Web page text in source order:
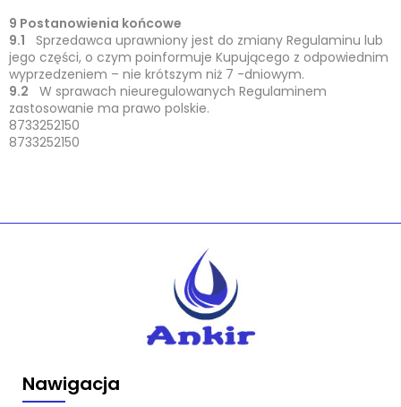
9 Postanowienia końcowe
9.1 Sprzedawca uprawniony jest do zmiany Regulaminu lub
jego części, o czym poinformuje Kupującego z odpowiednim
wyprzedzeniem – nie krótszym niż 7 -dniowym.
9.2 W sprawach nieuregulowanych Regulaminem
zastosowanie ma prawo polskie.
8733252150
8733252150
Nawigacja